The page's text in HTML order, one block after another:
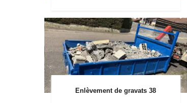
Enlèvement de gravats 38